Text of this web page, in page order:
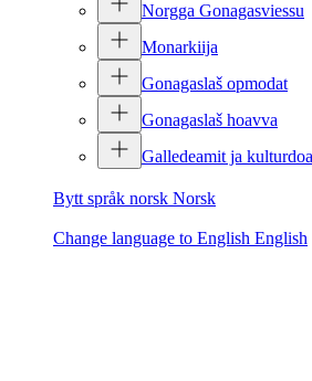
Norgga Gonagasviessu
Monarkiija
Gonagaslaš opmodat
Gonagaslaš hoavva
Galledeamit ja
Bytt språk norsk Norsk
Change language to English English